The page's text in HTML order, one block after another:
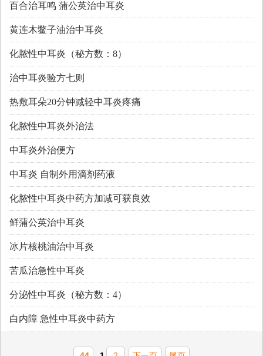
百合治耳鸣 蒲公英治中耳炎
黄连木鳖子油治中耳炎
化脓性中耳炎（秘方数：8）
治中耳炎验方七则
热敷耳朵20分钟减轻中耳炎疼痛
化脓性中耳炎外治法
中耳炎外治便方
中耳炎 自制外用滴剂药液
化脓性中耳炎中药方加减可获良效
鲜蒲公英治中耳炎
冰片核桃油治中耳炎
苦瓜治急性中耳炎
分泌性中耳炎（秘方数：4）
白内障 急性中耳炎中药方